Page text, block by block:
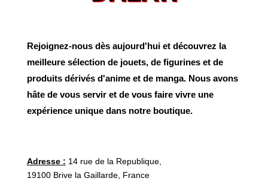
Rejoignez-nous dès aujourd'hui et découvrez la
meilleure sélection de jouets, de figurines et de
produits dérivés d'anime et de manga. Nous avons
hâte de vous servir et de vous faire vivre une
expérience unique dans notre boutique.
Adresse : 14 rue de la Republique,
19100 Brive la Gaillarde, France